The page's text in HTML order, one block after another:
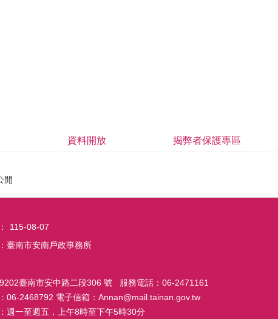
開
資料開放 揭弊者保護專區
115-08-07
臺南市安南戶政事務所
臺南市安中路二段306 號 服務電話：06-2471161
06-2468792 電子信箱：Annan@mail.tainan.gov.tw
週一至週五，上午8時至下午5時30分